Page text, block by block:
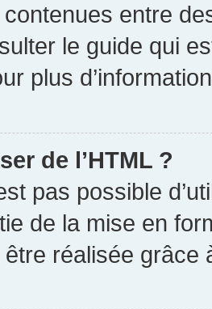
contenues entre
le guide qui
plus
de l’HTML ?
pas possible
de la mise en
être réalisée grâce